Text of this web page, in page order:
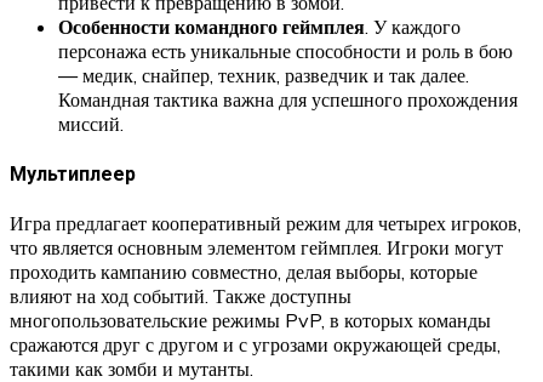
Особенности командного геймплея. У каждого
персонажа есть уникальные способности и роль в бою
— медик, снайпер, техник, разведчик и так далее.
Командная тактика важна для успешного прохождения
миссий.
Мультиплеер
Игра предлагает кооперативный режим для четырех игроков,
что является основным элементом геймплея. Игроки могут
проходить кампанию совместно, делая выборы, которые
влияют на ход событий. Также доступны
многопользовательские режимы PvP, в которых команды
сражаются друг с другом и с угрозами окружающей среды,
такими как зомби и мутанты.